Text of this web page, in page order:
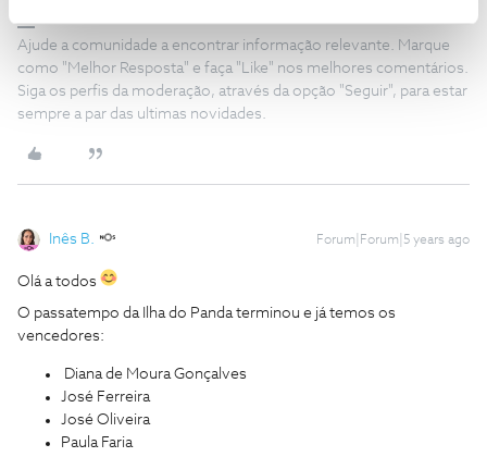
Ajude a comunidade a encontrar informação relevante. Marque
como "Melhor Resposta" e faça "Like" nos melhores comentários.
Siga os perfis da moderação, através da opção "Seguir", para estar
sempre a par das ultimas novidades.
Inês B. Forum|Forum|5 years ago
Olá a todos
O passatempo da Ilha do Panda terminou e já temos os
vencedores:
Diana de Moura Gonçalves
José Ferreira
José Oliveira
Paula Faria